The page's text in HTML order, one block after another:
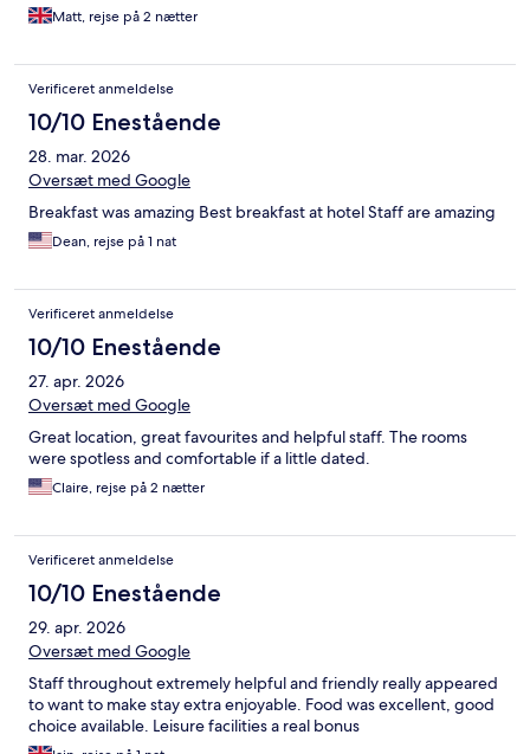
Matt, rejse på 2 nætter
Verificeret anmeldelse
10/10 Enestående
28. mar. 2026
Oversæt med Google
Breakfast was amazing Best breakfast at hotel Staff are amazing
Dean, rejse på 1 nat
Verificeret anmeldelse
10/10 Enestående
27. apr. 2026
Oversæt med Google
Great location, great favourites and helpful staff. The rooms
were spotless and comfortable if a little dated.
Claire, rejse på 2 nætter
Verificeret anmeldelse
10/10 Enestående
29. apr. 2026
Oversæt med Google
Staff throughout extremely helpful and friendly really appeared
to want to make stay extra enjoyable. Food was excellent, good
choice available. Leisure facilities a real bonus